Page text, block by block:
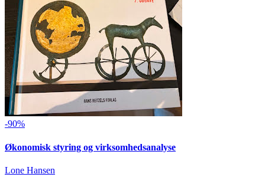
-90%
Økonomisk styring og virksomhedsanalyse
Lone Hansen